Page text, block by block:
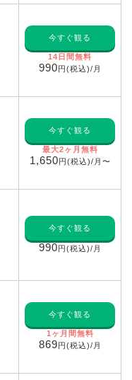
今すぐ観る
14日間無料
990円(税込)/月
今すぐ観る
最大2ヶ月無料
1,650円(税込)/月〜
今すぐ観る
990円(税込)/月
今すぐ観る
1ヶ月間無料
869円(税込)/月